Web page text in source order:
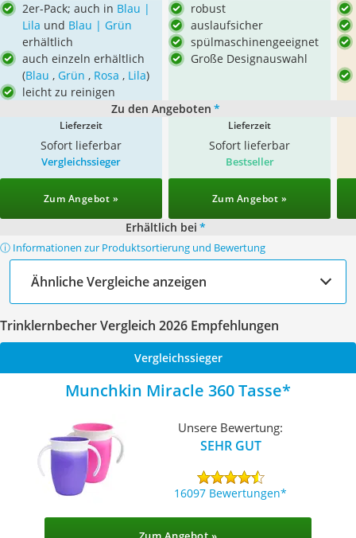
2er-Pack; auch in Blau |
Lila und Blau | Grün
erhältlich
auch einzeln erhältlich
(Blau , Grün , Rosa , Lila)
leicht zu reinigen
robust
auslaufsicher
spülmaschinengeeignet
Große Designauswahl
Zu den Angeboten *
Lieferzeit
Sofort lieferbar
Lieferzeit
Sofort lieferbar
Vergleichssieger
Zum Angebot »
Bestseller
Zum Angebot »
Erhältlich bei *
ⓘ Informationen zur Produktsortierung und Bewertung
Ähnliche Vergleiche anzeigen
Trinklernbecher Vergleich 2026 Empfehlungen
Vergleichssieger
Munchkin Miracle 360 Tasse
Unsere Bewertung:
SEHR GUT
16097 Bewertungen